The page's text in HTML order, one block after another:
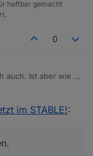
haftbar gemacht
0
auch. Ist aber wie in
(des
neu gestartet und
- Vielleicht auch
im STABLE!: